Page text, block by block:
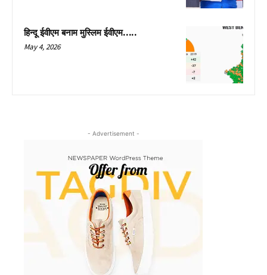
हिन्दू ईवीएम बनाम मुस्लिम ईवीएम…..
May 4, 2026
- Advertisement -